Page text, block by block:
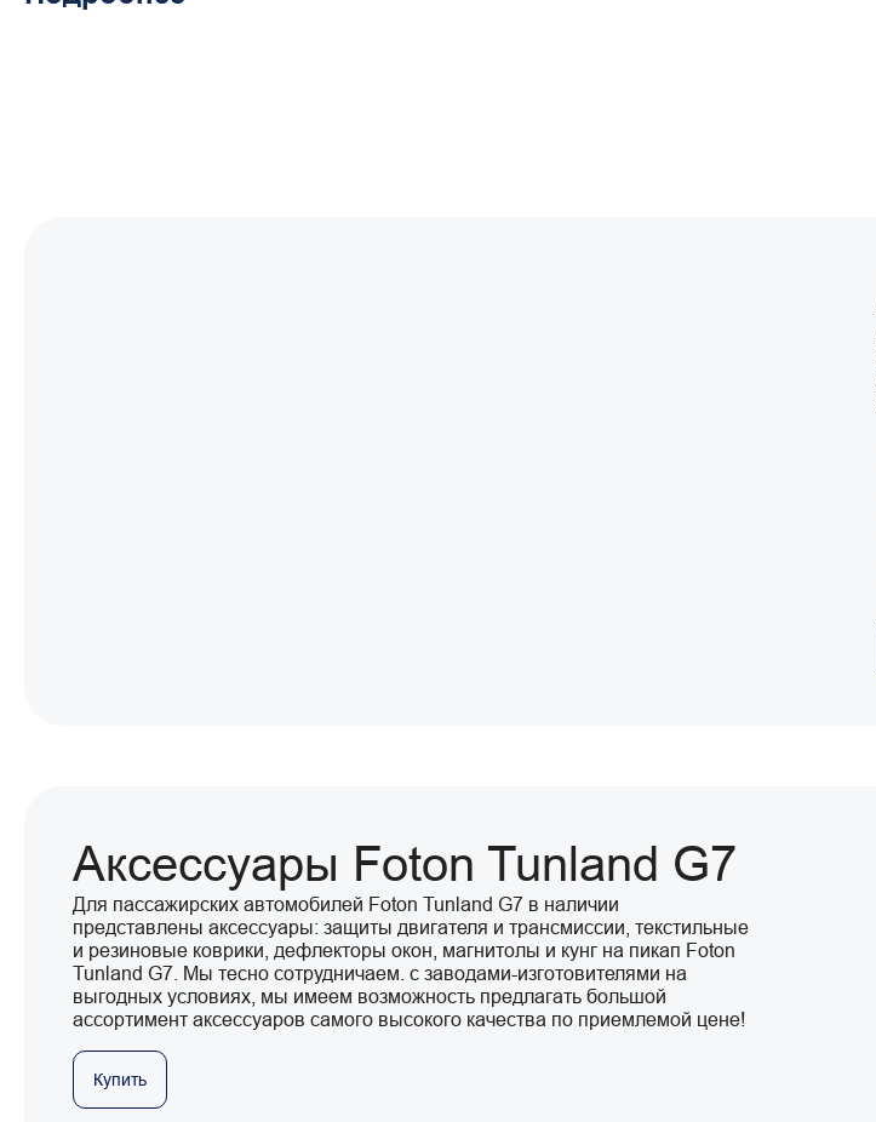
Аксессуары Foton Tunland G7
Для пассажирских автомобилей Foton Tunland G7 в наличии
представлены аксессуары: защиты двигателя и трансмиссии, текстильные
и резиновые коврики, дефлекторы окон, магнитолы и кунг на пикап Foton
Tunland G7. Мы тесно сотрудничаем. с заводами-изготовителями на
выгодных условиях, мы имеем возможность предлагать большой
ассортимент аксессуаров самого высокого качества по приемлемой цене!
Купить